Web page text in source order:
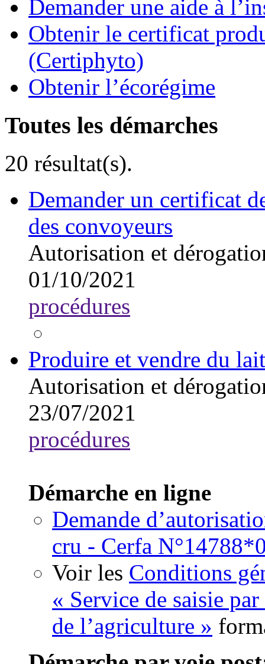
Demander une aide à
Obtenir le certificat
(Certiphyto)
Obtenir l’écorégime
Toutes les démarches
20 résultat(s).
Demander un certificat
des convoyeurs
Autorisation et
01/10/2021
procédures
Produire et vendre du
Autorisation et
23/07/2021
procédures
Démarche en ligne
Demande
cru - Cerfa
Voir les Conditions
« Service de saisie
de l’agriculture »